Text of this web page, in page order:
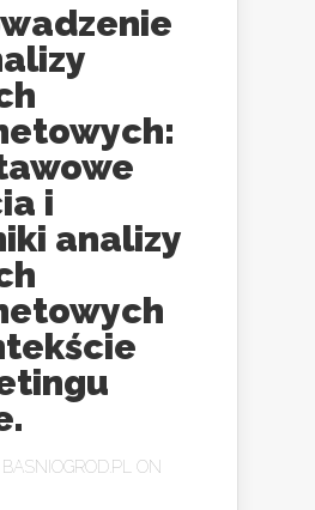
i
analizy
BASNIOGROD.PL
ON